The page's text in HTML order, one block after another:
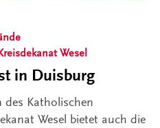
Wesel
in Duisburg
des Katholischen
Wesel bietet auch die